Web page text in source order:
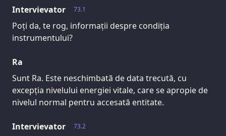
73.1
Intervievator
Poți da, te rog, informații despre condiția
instrumentului?
Ra
Sunt Ra. Este neschimbată de data trecută, cu
excepția nivelului energiei vitale, care se apropie de
nivelul normal pentru accesată entitate.
73.2
Intervievator